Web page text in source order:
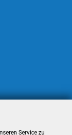
Service zu